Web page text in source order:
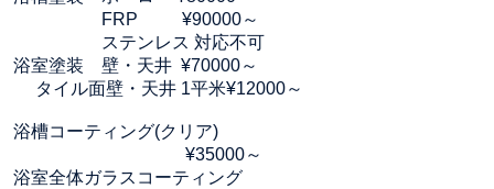
FRP ¥90000～
ステンレス 対応不可
浴室塗装 壁・天井 ¥70000～
タイル面壁・天井 1平米¥12000～
浴槽コーティング(クリア)
¥35000～
浴室全体ガラスコーティング